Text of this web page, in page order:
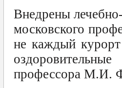
Внедрены
московского
не каждый курорт
профессора М.И.